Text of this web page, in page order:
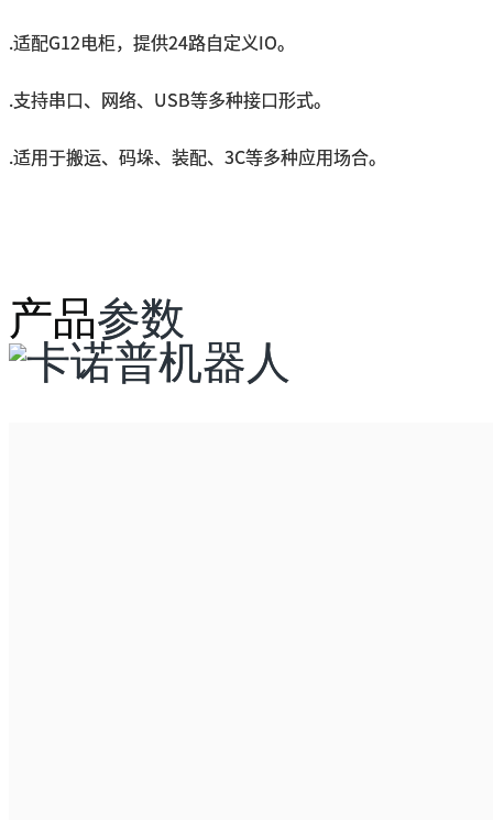
.适配G12电柜，提供24路自定义IO。
.支持串口、网络、USB等多种接口形式。
.适用于搬运、码垛、装配、3C等多种应用场合。
产品参数